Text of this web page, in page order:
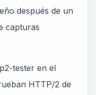
después de un
capturas
tester en el
HTTP/2 de